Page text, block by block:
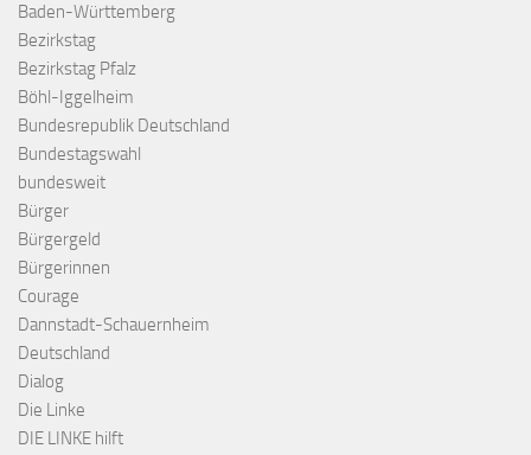
Baden-Württemberg
Bezirkstag
Bezirkstag Pfalz
Böhl-Iggelheim
Bundesrepublik Deutschland
Bundestagswahl
bundesweit
Bürger
Bürgergeld
Bürgerinnen
Courage
Dannstadt-Schauernheim
Deutschland
Dialog
Die Linke
DIE LINKE hilft